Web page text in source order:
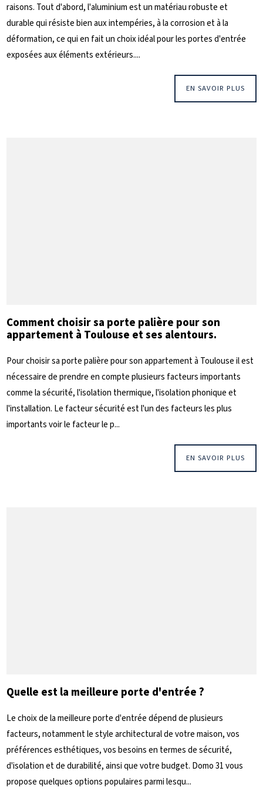
raisons. Tout d'abord, l'aluminium est un matériau robuste et
durable qui résiste bien aux intempéries, à la corrosion et à la
déformation, ce qui en fait un choix idéal pour les portes d'entrée
exposées aux éléments extérieurs....
EN SAVOIR PLUS
Comment choisir sa porte palière pour son
appartement à Toulouse et ses alentours.
Pour choisir sa porte palière pour son appartement à Toulouse il est
nécessaire de prendre en compte plusieurs facteurs importants
comme la sécurité, l'isolation thermique, l'isolation phonique et
l'installation. Le facteur sécurité est l'un des facteurs les plus
importants voir le facteur le p...
EN SAVOIR PLUS
Quelle est la meilleure porte d'entrée ?
Le choix de la meilleure porte d'entrée dépend de plusieurs
facteurs, notamment le style architectural de votre maison, vos
préférences esthétiques, vos besoins en termes de sécurité,
d'isolation et de durabilité, ainsi que votre budget. Domo 31 vous
propose quelques options populaires parmi lesqu...